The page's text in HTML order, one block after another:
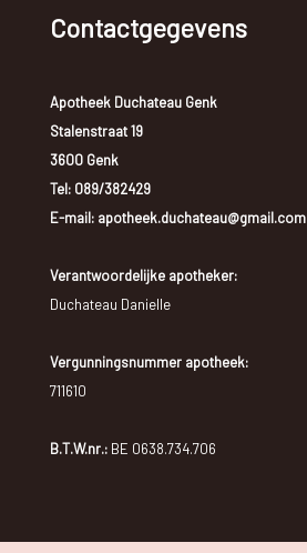
Contactgegevens
Apotheek Duchateau Genk
Stalenstraat 19
3600 Genk
Tel: 089/382429
E-mail: apotheek.duchateau@gmail.com
Verantwoordelijke apotheker:
Duchateau Danielle
Vergunningsnummer apotheek:
711610
B.T.W.nr.:BE 0638.734.706